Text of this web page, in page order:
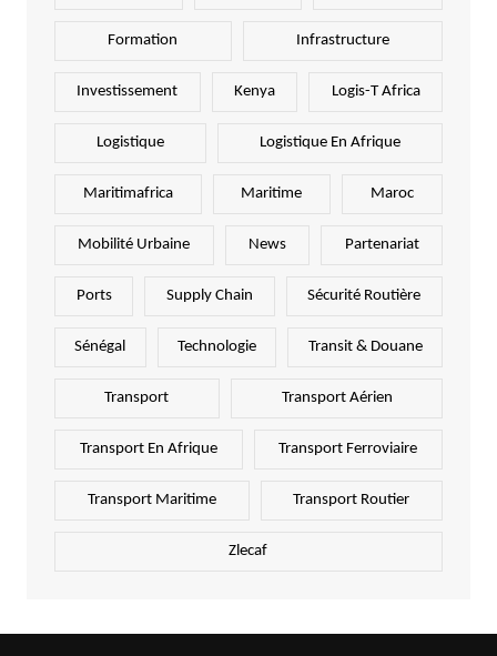
Formation Infrastructure
Investissement Kenya Logis-T Africa
Logistique Logistique En Afrique
Maritimafrica Maritime Maroc
Mobilité Urbaine News Partenariat
Ports Supply Chain Sécurité Routière
Sénégal Technologie Transit & Douane
Transport Transport Aérien
Transport En Afrique Transport Ferroviaire
Transport Maritime Transport Routier
Zlecaf